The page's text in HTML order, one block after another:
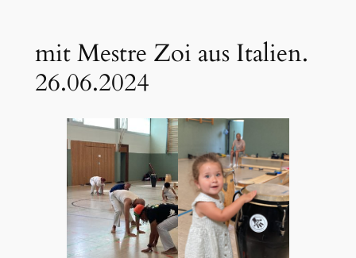
mit Mestre Zoi aus Italien.
26.06.2024